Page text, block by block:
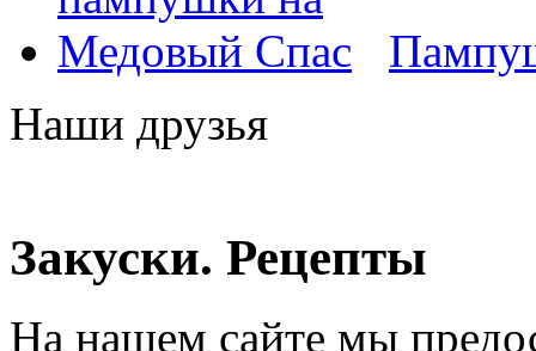
Наши друзья
Закуски. Рецепты
На нашем сайте мы